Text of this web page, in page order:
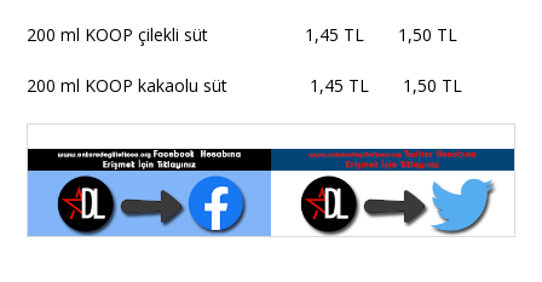
200 ml KOOP çilekli süt 1,45 TL 1,50 TL
200 ml KOOP kakaolu süt 1,45 TL 1,50 TL